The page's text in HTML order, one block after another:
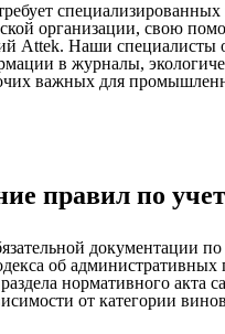
организации, свою
Attek. Наши специалисты
в журналы,
важных для
правил по
документации
об
нормативного акта
от категории